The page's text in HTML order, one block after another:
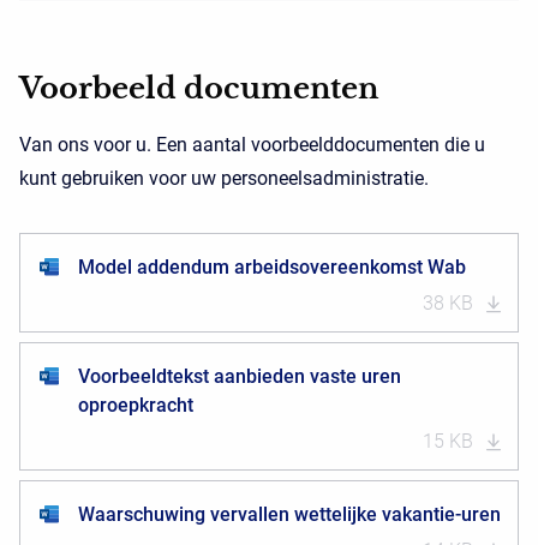
Voorbeeld documenten
Van ons voor u. Een aantal voorbeelddocumenten die u
kunt gebruiken voor uw personeelsadministratie.
Model addendum arbeidsovereenkomst Wab
38 KB
Voorbeeldtekst aanbieden vaste uren
oproepkracht
15 KB
Waarschuwing vervallen wettelijke vakantie-uren